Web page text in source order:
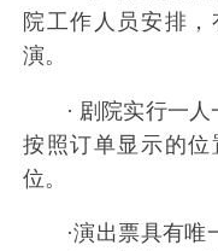
院工作人员安排
演。
· 剧院实行一
按照订单显示的
位。
·演出票具有